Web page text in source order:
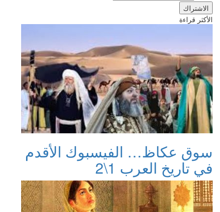
الأكثر قراءة
سوق عكاظ… الفيسبوك الأقدم
في تاريخ العرب 1\2